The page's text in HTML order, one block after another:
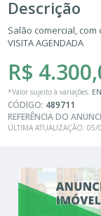
Descrição
Salão comercial,
VISITA AGENDADA
R$
*Valor sujeito à variações.
CÓDIGO: 489711
REFERÊNCIA DO
ÚLTIMA ATUALIZAÇÃO: